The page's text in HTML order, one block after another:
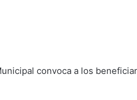
convoca a los